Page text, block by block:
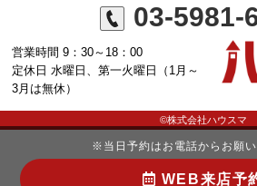
03-5981-
営業時間 9：30～18：00
定休日 水曜日、第一火曜日（1月～
3月は無休）
©株式会社ハウスマ
※当日予約はお電話からお願い
WEB来店予